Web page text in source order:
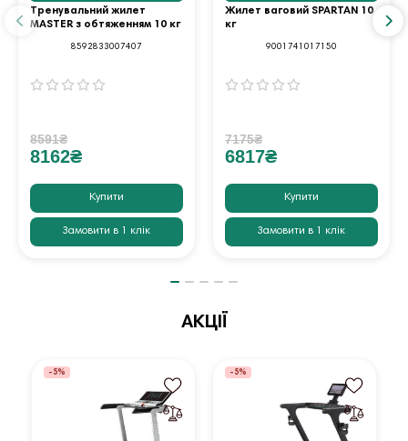
Тренувальний жилет
MASTER з обтяженням 10 кг
8592833007407
8591₴
8162₴
Купити
Замовити в 1 клік
Жилет ваговий SPARTAN 10
кг
9001741017150
7175₴
6817₴
Купити
Замовити в 1 клік
АКЦІЇ
-5% -5%